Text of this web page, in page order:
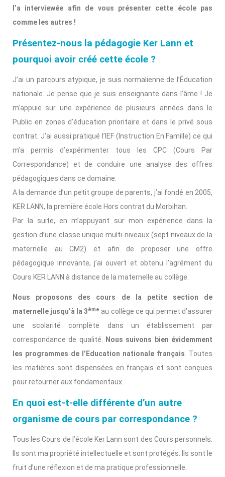
l’a interviewée afin de vous présenter cette école pas
comme les autres !
Présentez-nous la pédagogie Ker Lann et
pourquoi avoir créé cette école ?
J’ai un parcours atypique, je suis normalienne de l’Éducation
nationale. Je pense que je suis enseignante dans l’âme ! Je
m’appuie sur une expérience de plusieurs années dans le
Public en zones d’éducation prioritaire et dans le privé sous
contrat. J’ai aussi pratiqué l’IEF (Instruction En Famille) ce qui
m’a permis d’expérimenter tous les CPC (Cours Par
Correspondance) et de conduire une analyse des offres
pédagogiques dans ce domaine.
A la demande d’un petit groupe de parents, j’ai fondé en 2005,
KER LANN, la première école Hors contrat du Morbihan.
Par la suite, en m’appuyant sur mon expérience dans la
gestion d’une classe unique multi-niveaux (sept niveaux de la
maternelle au CM2) et afin de proposer une offre
pédagogique innovante, j’ai ouvert et obtenu l’agrément du
Cours KER LANN à distance de la maternelle au collège.
Nous proposons des cours de la petite section de
maternelle jusqu’à la 3ème au collège ce qui permet d’assurer
une scolarité complète dans un établissement par
correspondance de qualité.
Nous suivons bien évidemment
les programmes de l’Education nationale français . Toutes
les matières sont dispensées en français et sont conçues
pour retourner aux fondamentaux.
En quoi est-t-elle différente d’un autre
organisme de cours par correspondance ?
Tous les Cours de l’école Ker Lann sont des Cours personnels.
Ils sont ma propriété intellectuelle et sont protégés. Ils sont le
fruit d’une réflexion et de ma pratique professionnelle.